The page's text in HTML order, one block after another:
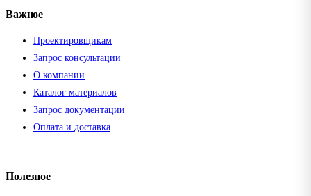
Важное
Проектировщикам
Запрос консультации
О компании
Каталог материалов
Запрос документации
Оплата и доставка
Полезное